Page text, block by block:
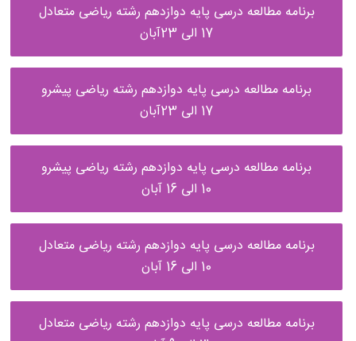
برنامه مطالعه درسی پایه دوازدهم رشته ریاضی متعادل
17 الی 23آبان
برنامه مطالعه درسی پایه دوازدهم رشته ریاضی پیشرو
17 الی 23آبان
برنامه مطالعه درسی پایه دوازدهم رشته ریاضی پیشرو
10 الی 16 آبان
برنامه مطالعه درسی پایه دوازدهم رشته ریاضی متعادل
10 الی 16 آبان
برنامه مطالعه درسی پایه دوازدهم رشته ریاضی متعادل